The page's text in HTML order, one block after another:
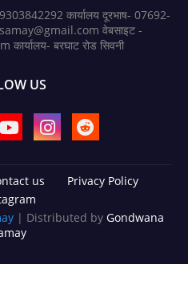
कार्यालय दूरभाष- 07692-
वेबसाइट -
बरघाट रोड सिवनी
US
us
Privacy Policy
| Distributed by Gondwana